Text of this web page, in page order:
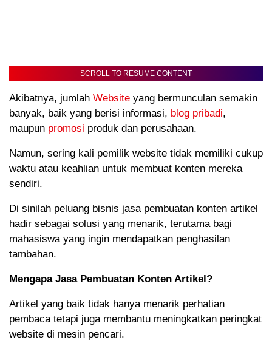
SCROLL TO RESUME CONTENT
Akibatnya, jumlah Website yang bermunculan semakin
banyak, baik yang berisi informasi, blog pribadi,
maupun promosi produk dan perusahaan.
Namun, sering kali pemilik website tidak memiliki cukup
waktu atau keahlian untuk membuat konten mereka
sendiri.
Di sinilah peluang bisnis jasa pembuatan konten artikel
hadir sebagai solusi yang menarik, terutama bagi
mahasiswa yang ingin mendapatkan penghasilan
tambahan.
Mengapa Jasa Pembuatan Konten Artikel?
Artikel yang baik tidak hanya menarik perhatian
pembaca tetapi juga membantu meningkatkan peringkat
website di mesin pencari.